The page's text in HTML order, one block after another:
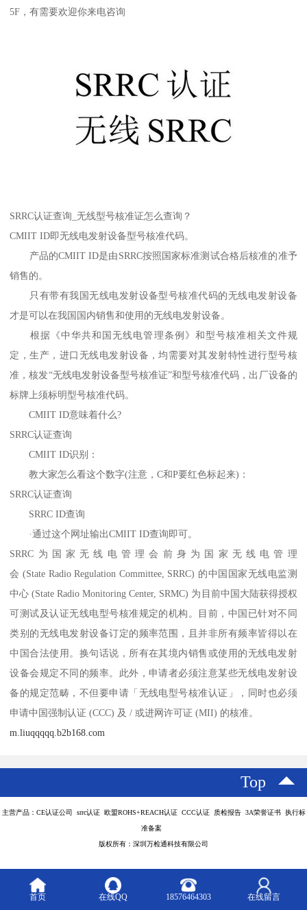
5F，有需要欢迎你来电咨询
SRRC认证查询_无线型号核准证怎么查询？
CMIIT ID即无线电发射设备型号核准代码。
产品的CMIIT ID是由SRRC按照国家标准测试合格后核准的准予
销售的。
只有带有我国无线电发射设备型号核准代码的无线电发射设备
才是可以在我国国内销售和使用的无线电发射设备。
根据《中华共和国无线电管理条例》和型号核准相关文件规
定，生产，进口无线电发射设备，均需要对其发射特性进行型号核
准，核发“无线电发射设备型号核准证”和型号核准代码，出厂设备的
标牌上须标明型号核准代码。
CMIIT ID意味着什么?
SRRC认证查询
CMIIT ID识别：
教大家怎么看这个数字(注意，C和P要红色标起来)：
SRRC认证查询
SRRC ID查询
·通过这个网址输出CMIIT ID查询即可。
SRRC为国家无线电管理会前身为国家无线电管理
会 (State Radio Regulation Committee, SRRC) 的中国国家无线电监测
中心 (State Radio Monitoring Center, SRMC) 为目前中国大陆获得授权
可测试及认证无线电型号核准规定的机构。目前，中国已针对不同
类别的无线电发射设备订定的频率范围，且并非所有频率皆得以在
中国合法使用。换句话说，所有在其境内销售或使用的无线电发射
设备会规定不同的频率。此外，申请者必须注意某些无线电发射设
备的规定范畴，不但要申请「无线电型号核准认证」，同时也必须
申请中国强制认证 (CCC) 及 / 或进网许可证 (MII) 的核准。
m.liuqqqqq.b2b168.com
Top
主营产品：CE认证公司 srrc认证 欧盟ROHS+REACH认证 CCC认证 质检报告 3A荣誉证书 执行标
准备案
版权所有：深圳万检通科技有限公司
首页 在线QQ 18576464303 在线留言